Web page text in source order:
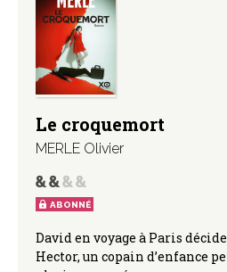
Le croquemort
MERLE Olivier
ABONNÉ
David en voyage à Paris
Hector, un copain d’enfance